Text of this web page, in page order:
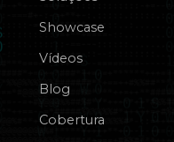
Showcase
Vídeos
Blog
Cobertura